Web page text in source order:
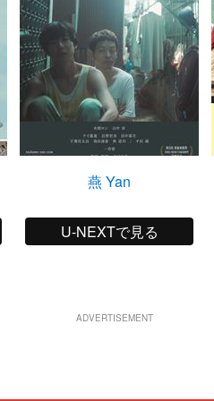
燕 Yan
U-NEXTで見る
ADVERTISEMENT